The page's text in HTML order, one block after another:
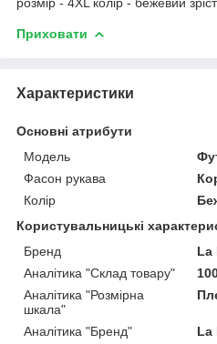
Приховати
Характеристики
Основні атрибути
Модель
Фасон рукава
Колір
Користувальницькі
Бренд
La
Аналітика "Склад товару"
Аналітика "Розмірна
шкала"
Аналітика "Бренд"
La